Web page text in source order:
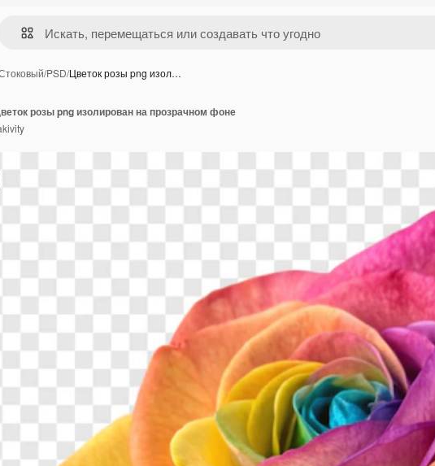
/PSD/Цветок розы png изол…
розы png изолирован на прозрачном фоне